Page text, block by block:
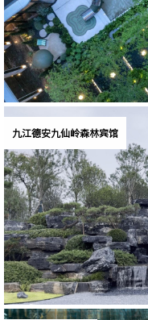
九江德安九仙岭森林宾馆